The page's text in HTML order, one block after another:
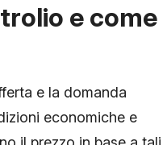
e come
e la domanda
economiche e